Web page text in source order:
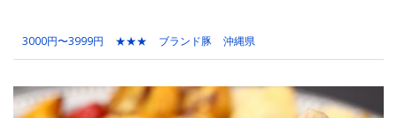
3000円〜3999円 ★★★ ブランド豚 沖縄県